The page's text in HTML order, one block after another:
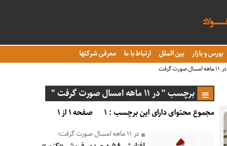
بورس و بازار بین الملل ارتباط با ما معرفی شرکتها
در ۱۱ ماهه امسال صورت گرفت
برچسب " در ۱۱ ماهه امسال صورت گرفت "
مجموع محتوای دارای این برچسب : ۱ صفحه ۱ از ۱
در ۱۱ ماهه امسال صورت گرفت؛